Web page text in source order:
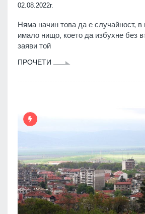
02.08.2022г.
Няма начин това да е случайност, в
имало нищо, което да избухне без
заяви той
ПРОЧЕТИ